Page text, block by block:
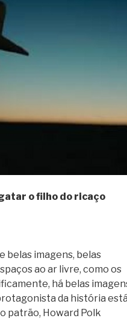
o filho do ricaço
belas imagens, belas
ao ar livre, como os
há belas
da história está
patrão, Howard Polk